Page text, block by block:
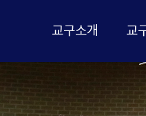
교구소개 교